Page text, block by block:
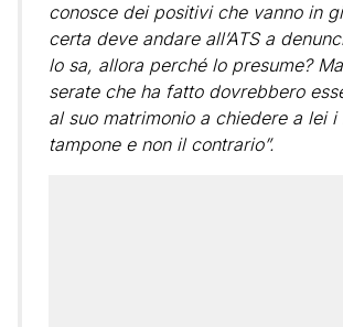
conosce dei positivi che vanno in
certa deve andare all’ATS a
lo sa, allora perché lo presume?
serate che ha fatto dovrebbero
al suo matrimonio a chiedere a lei
tampone e non il contrario”.